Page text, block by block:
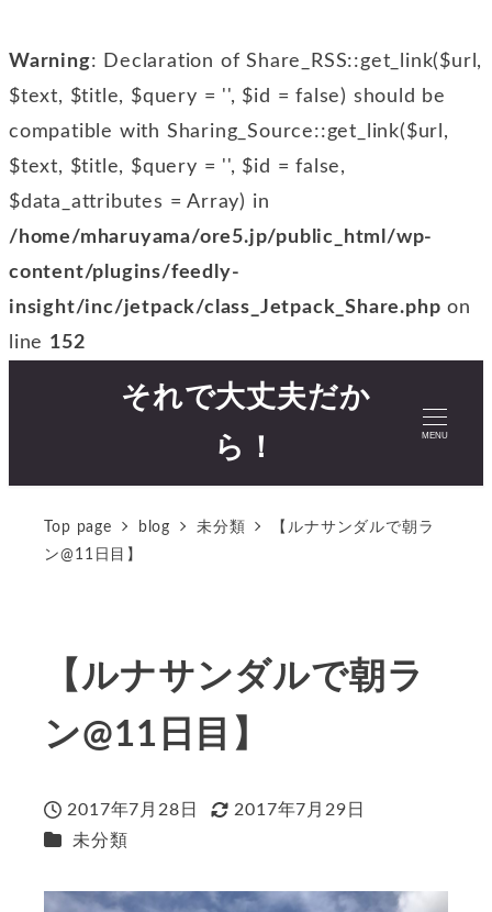
Warning: Declaration of Share_RSS::get_link($url,
$text, $title, $query = '', $id = false) should be
compatible with Sharing_Source::get_link($url,
$text, $title, $query = '', $id = false,
$data_attributes = Array) in
/home/mharuyama/ore5.jp/public_html/wp-
content/plugins/feedly-
insight/inc/jetpack/class_Jetpack_Share.php on
line 152
それで大丈夫だか
ら！
MENU
Top page blog 未分類
【ルナサンダルで朝ラ
ン@11日目】
【ルナサンダルで朝ラ
ン@11日目】
投稿日
2017年7月28日
更新日
2017年7月29日
カテゴリー
未分類